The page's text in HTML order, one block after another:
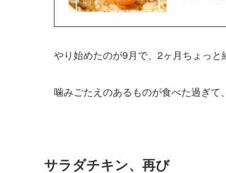
やり始めたのが9月で、2ヶ月ちょっと
噛みごたえのあるものが食べた過ぎて
サラダチキン、再び